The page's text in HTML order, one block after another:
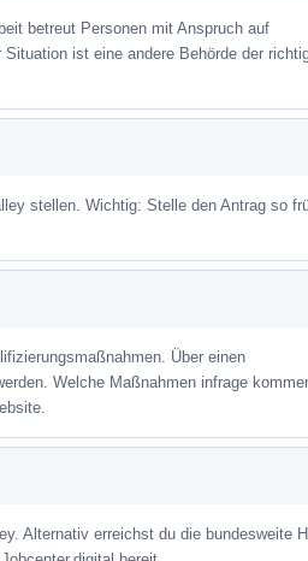
betreut Personen mit Anspruch auf
ist eine andere Behörde der
stellen. Wichtig: Stelle den Antrag so
Über einen
Welche Maßnahmen infrage
Alternativ erreichst du die bundesweite